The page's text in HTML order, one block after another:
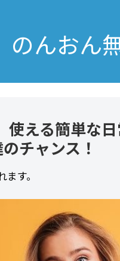
のんおん
使える簡単な
チャンス！
す。